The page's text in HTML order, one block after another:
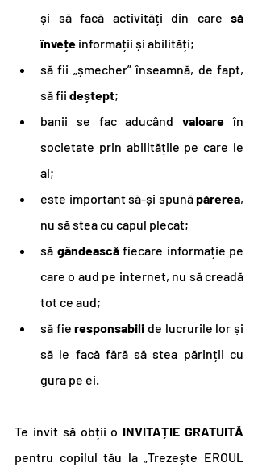
și să facă activități din care să
învețe informații și abilități;
să fii „șmecher” înseamnă, de fapt,
să fii deștept;
banii se fac aducând valoare în
societate prin abilitățile pe care le
ai;
este important să-și spună părerea,
nu să stea cu capul plecat;
să gândească fiecare informație pe
care o aud pe internet, nu să creadă
tot ce aud;
să fie responsabili de lucrurile lor și
să le facă fără să stea părinții cu
gura pe ei.
Te invit să obții o INVITAȚIE GRATUITĂ
pentru copilul tău la „Trezește EROUL